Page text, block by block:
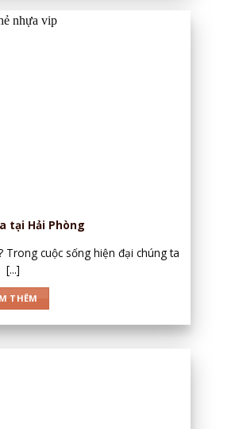
tại Hải Phòng
cuộc sống hiện đại chúng ta
[...]
THÊM